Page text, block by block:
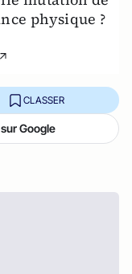
physique ?
CLASSER
Google